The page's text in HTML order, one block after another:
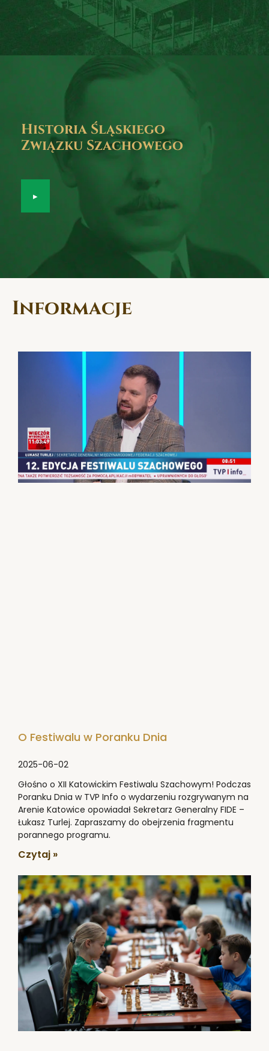
Historia Śląskiego
Związku Szachowego
▸
Informacje
O Festiwalu w Poranku Dnia
2025-06-02
Głośno o XII Katowickim Festiwalu Szachowym! Podczas
Poranku Dnia w TVP Info o wydarzeniu rozgrywanym na
Arenie Katowice opowiadał Sekretarz Generalny FIDE –
Łukasz Turlej. Zapraszamy do obejrzenia fragmentu
porannego programu.
Czytaj »